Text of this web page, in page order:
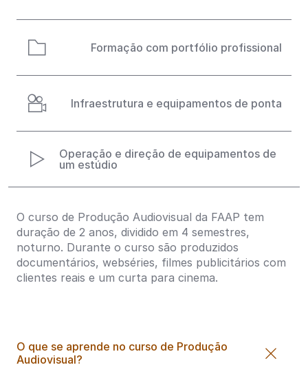
Formação com portfólio profissional
Infraestrutura e equipamentos de ponta
Operação e direção de equipamentos de
um estúdio
O curso de Produção Audiovisual da FAAP tem
duração de 2 anos, dividido em 4 semestres,
noturno. Durante o curso são produzidos
documentários, webséries, filmes publicitários com
clientes reais e um curta para cinema.
O que se aprende no curso de Produção
Audiovisual?